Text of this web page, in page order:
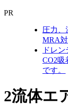
PR
圧力、
MRA
ドレ
CO2吸
です。
2流体エ